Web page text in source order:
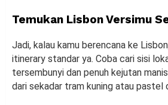
Temukan Lisbon Versimu
Jadi, kalau kamu berencana ke
itinerary standar ya. Coba cari sisi
tersembunyi dan penuh kejutan
dari sekadar tram kuning atau pastel